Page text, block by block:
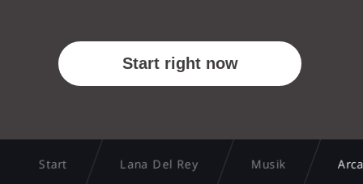
Start Lana Del Rey Musik